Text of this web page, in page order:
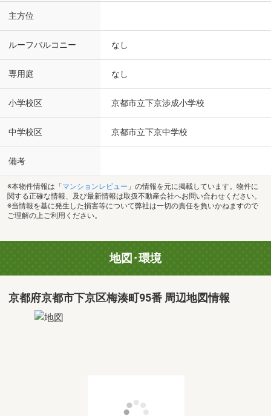
主方位
ルーフバルコニー なし
専用庭 なし
小学校区 京都市立下京渉成小学校
中学校区 京都市立下京中学校
備考
※本物件情報は「 マンションレビュー 」の情報を元に掲載しています。物件に
関する正確な情報、及び最新情報は取扱不動産会社へお問い合わせください。
※当情報を基に発生した損害等について弊社は一切の責任を負いかねますので
ご理解の上ご利用ください。
地図･環境
京都府京都市下京区梅湊町95番 周辺地図情報